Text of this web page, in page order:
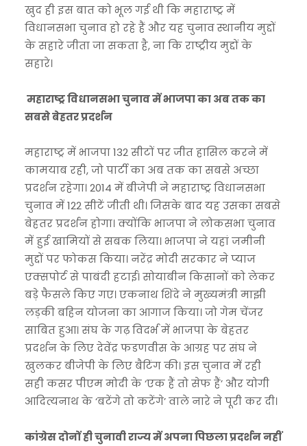
खुद ही इस बात को भूल गई थी कि महाराष्ट्र में
विधानसभा चुनाव हो रहे हैं और यह चुनाव स्थानीय मुद्दों
के सहारे जीता जा सकता है, ना कि राष्ट्रीय मुद्दों के
सहारे।
महाराष्ट्र विधानसभा चुनाव में भाजपा का अब तक का
सबसे बेहतर प्रदर्शन
महाराष्ट्र में भाजपा 132 सीटों पर जीत हासिल करने में
कामयाब रही, जो पार्टी का अब तक का सबसे अच्छा
प्रदर्शन रहेगा। 2014 में बीजेपी ने महाराष्ट्र विधानसभा
चुनाव में 122 सीटें जीती थी। जिसके बाद यह उसका सबसे
बेहतर प्रदर्शन होगा। क्योंकि भाजपा ने लोकसभा चुनाव
में हुई खामियों से सबक लिया। भाजपा ने यहां जमीनी
मुद्दों पर फोकस किया। नरेंद्र मोदी सरकार ने प्याज
एक्सपोर्ट से पाबंदी हटाई। सोयाबीन किसानों को लेकर
बड़े फैसले किए गए। एकनाथ शिंदे ने मुख्यमंत्री माझी
लड़की बहिन योजना का आगाज किया। जो गेम चेंजर
साबित हुआ। संघ के गढ़ विदर्भ में भाजपा के बेहतर
प्रदर्शन के लिए देवेंद्र फडणवीस के आग्रह पर संघ ने
खुलकर बीजेपी के लिए बैटिंग की। इस चुनाव में रही
सही कसर पीएम मोदी के ‘एक हैं तो सेफ हैं’ और योगी
आदित्यनाथ के ‘बटेंगे तो कटेंगे’ वाले नारे ने पूरी कर दी।
कांग्रेस दोनों ही चुनावी राज्य में अपना पिछला प्रदर्शन नहीं